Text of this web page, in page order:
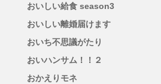
おいしい給食 season3
おいしい離婚届けます
おいち不思議がたり
おいハンサム！！２
おかえりモネ